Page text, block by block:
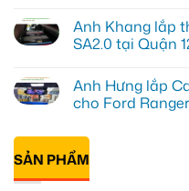
tại
Quận
Thủ
Toyota
Vios
lắp
màn
hình
cho
Hyundai
Accent
Quận
để
giải
trí
bình
luận
ở
lắp
HUD
cho
tô
Honda
CRV
tại
Quận
Anh Khang lắp
SA2.0 tại Quận
bình
luận
ở
Khang
thảm
lót
sàn
Anh Hưng lắp
cho Ford
có
luận
ở
Anh
SẢN PHẨM